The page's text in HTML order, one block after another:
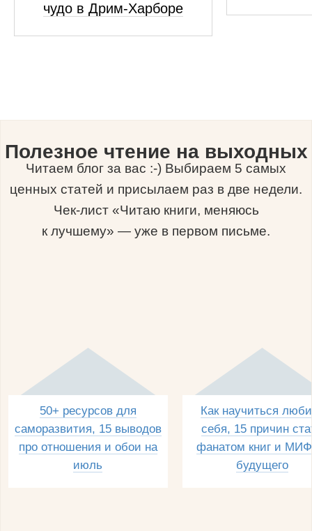
чудо в Дрим-Харборе
Полезное чтение на выходных
Читаем блог за вас :-) Выбираем 5 самых
ценных статей и присылаем раз в две недели.
Чек-лист «Читаю книги, меняюсь
к лучшему» — уже в первом письме.
50+ ресурсов для
саморазвития, 15 выводов
про отношения и обои на
июль
Как научиться
себя, 15 причин
фанатом книг и
будущего